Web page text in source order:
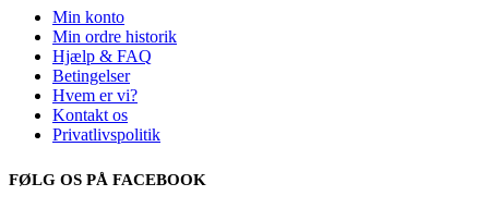
Min konto
Min ordre historik
Hjælp & FAQ
Betingelser
Hvem er vi?
Kontakt os
Privatlivspolitik
FØLG OS PÅ FACEBOOK